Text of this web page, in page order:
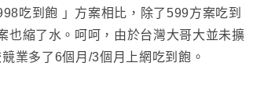
吃到飽 」方案相比 ，除了599方案吃到
也縮了水 。呵呵 ，由於台灣大哥大並未擴
業多了6個月/3個月上網吃到飽 。